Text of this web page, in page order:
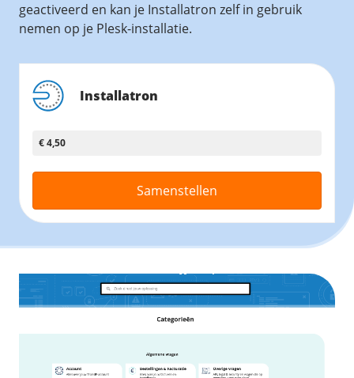
geactiveerd en kan je Installatron zelf in gebruik
nemen op je Plesk-installatie.
Installatron
€ 4,50
Samenstellen